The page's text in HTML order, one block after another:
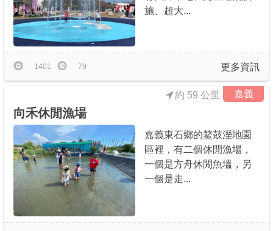
施、超大...
更多資訊
1401 79
嘉義
向禾休閒漁場
約 59 公里
嘉義東石鄉的鰲鼓溼地園
區裡，有二個休閒漁場，
一個是方舟休閒魚塭，另
一個是走...